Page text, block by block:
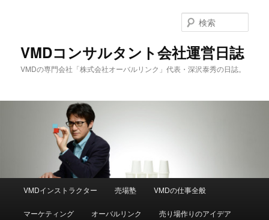
VMDコンサルタント会社運営日誌
VMDの専門会社「株式会社オーバルリンク」代表・深沢泰秀の日誌。
索
VMDインストラクター 売場塾 VMDの仕事全般
マーケティング オーバルリンク 売り場作りのアイデア